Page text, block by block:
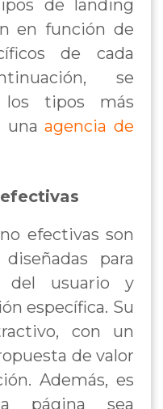
de landing
en función de
de cada
se
tipos más
unaagencia de
efectivas son
para
del usuario y
específica. Su
con un
de valor
Además, es
página sea